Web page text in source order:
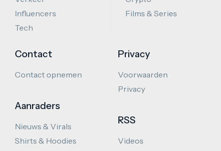
Influencers
Tech
Films & Series
Contact
Contact opnemen
Aanraders
Nieuws & Virals
Shirts & Hoodies
Privacy
Voorwaarden
Privacy
RSS
Videos